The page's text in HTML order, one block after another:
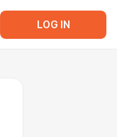
LOG IN